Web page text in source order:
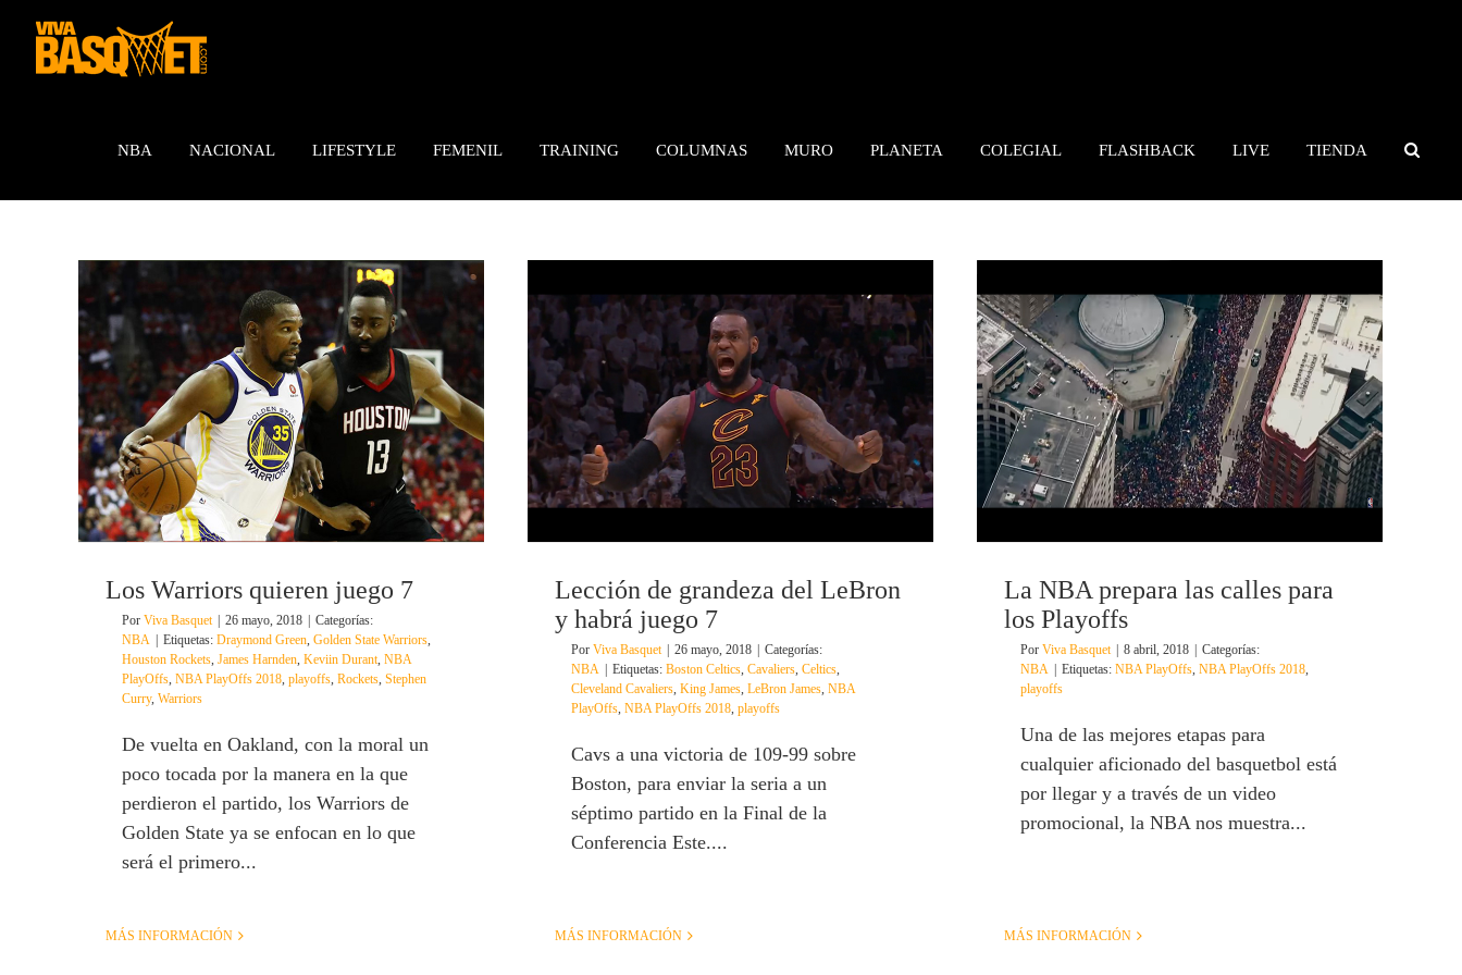
contenido
NBA NACIONAL LIFESTYLE FEMENIL TRAINING COLUMNAS MURO PLANETA COLEGIAL FLASHBACK LIVE TIENDA
Los Warriors quieren juego 7
Por Viva Basquet 26 mayo, 2018
Categorías:
NBA
Etiquetas: Draymond Green, Golden State Warriors,
Houston Rockets, James Harnden, Keviin Durant, NBA
PlayOffs, NBA PlayOffs 2018, playoffs, Rockets, Stephen
Curry, Warriors
De vuelta en Oakland, con la moral un
poco tocada por la manera en la que
perdieron el partido, los Warriors de
Golden State ya se enfocan en lo que
será el primero...
MÁS INFORMACIÓN
Lección de grandeza del LeBron
y habrá juego 7
Por Viva Basquet 26 mayo, 2018
Categorías:
NBA
Etiquetas: Boston Celtics, Cavaliers, Celtics,
Cleveland Cavaliers, King James, LeBron James, NBA
PlayOffs, NBA PlayOffs 2018, playoffs
Cavs a una victoria de 109-99 sobre
Boston, para enviar la seria a un
séptimo partido en la Final de la
Conferencia Este....
MÁS INFORMACIÓN
La NBA prepara las calles para
los Playoffs
Por Viva Basquet 8 abril, 2018
Categorías:
NBA
Etiquetas: NBA PlayOffs, NBA PlayOffs 2018,
playoffs
Una de las mejores etapas para
cualquier aficionado del basquetbol está
por llegar y a través de un video
promocional, la NBA nos muestra...
MÁS INFORMACIÓN